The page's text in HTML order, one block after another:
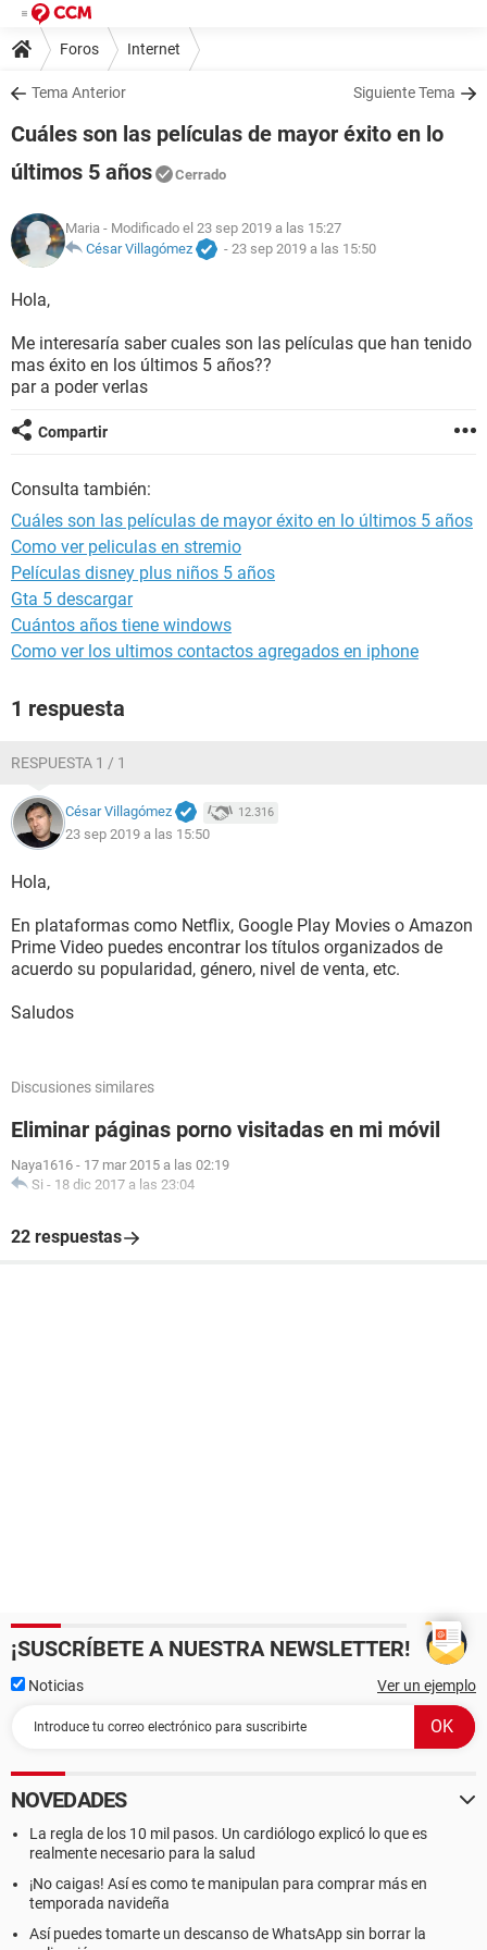
Foros Internet
Tema Anterior Siguiente Tema
Cuáles son las películas de mayor éxito en lo
últimos 5 años
Cerrado
Maria - Modificado el 23 sep 2019 a las 15:27
César Villagómez
- 23 sep 2019 a las 15:50
Hola,
Me interesaría saber cuales son las películas que han tenido
mas éxito en los últimos 5 años??
par a poder verlas
Compartir
Consulta también:
Cuáles son las películas de mayor éxito en lo últimos 5 años
Como ver peliculas en stremio
Películas disney plus niños 5 años
Gta 5 descargar
Cuántos años tiene windows
Como ver los ultimos contactos agregados en iphone
1 respuesta
RESPUESTA 1 / 1
César Villagómez 12.316
23 sep 2019 a las 15:50
Hola,
En plataformas como Netflix, Google Play Movies o Amazon
Prime Video puedes encontrar los títulos organizados de
acuerdo su popularidad, género, nivel de venta, etc.
Saludos
Discusiones similares
Eliminar páginas porno visitadas en mi móvil
Naya1616 - 17 mar 2015 a las 02:19
Si - 18 dic 2017 a las 23:04
22 respuestas
¡SUSCRÍBETE A NUESTRA NEWSLETTER!
Noticias Ver un ejemplo
NOVEDADES
La regla de los 10 mil pasos. Un cardiólogo explicó lo que es
realmente necesario para la salud
¡No caigas! Así es como te manipulan para comprar más en
temporada navideña
Así puedes tomarte un descanso de WhatsApp sin borrar la